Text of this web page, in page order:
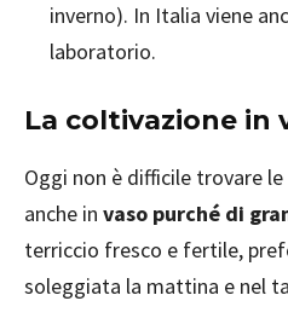
inverno). In Italia viene
laboratorio.
La coltivazione in
Oggi non è difficile trovare
anche in vaso purché di
terriccio fresco e fertile,
soleggiata la mattina e nel